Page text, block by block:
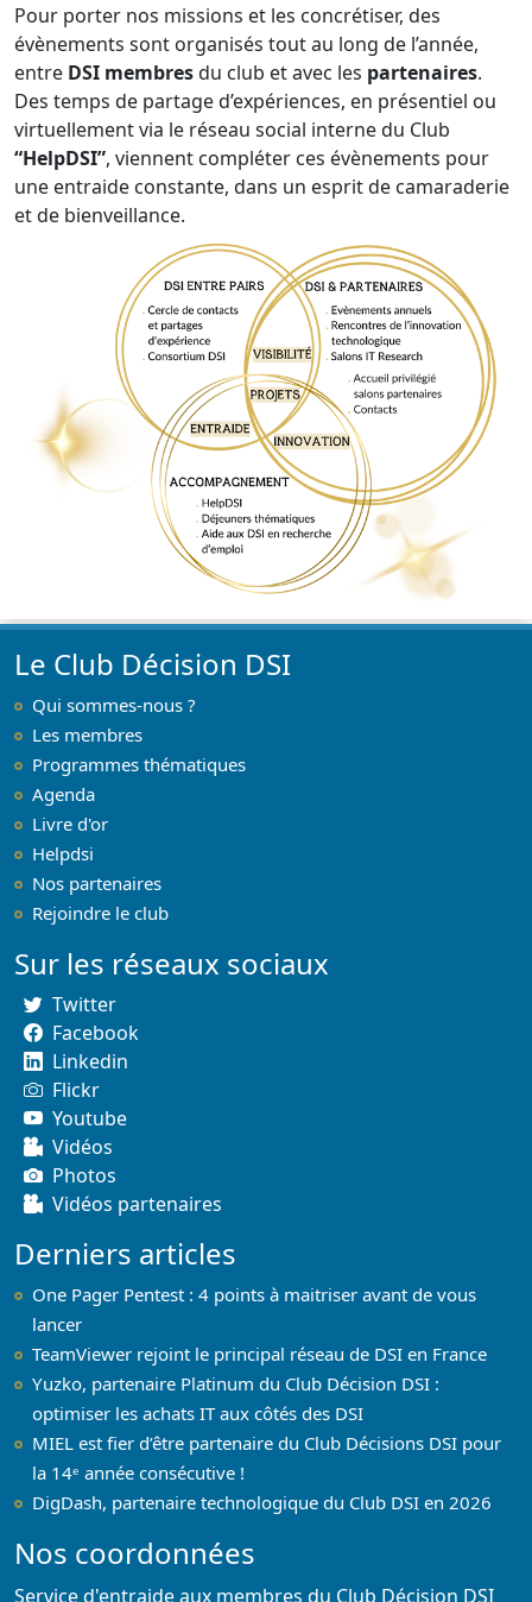
Pour porter nos missions et les concrétiser, des
évènements sont organisés tout au long de l’année,
entre DSI membresdu club et avec les partenaires.
Des temps de partage d’expériences, en présentiel ou
virtuellement via le réseau social interne du Club
“HelpDSI”, viennent compléter ces évènements pour
une entraide constante, dans un esprit de camaraderie
et de bienveillance.
Le Club Décision DSI
Qui sommes-nous ?
Les membres
Programmes thématiques
Agenda
Livre d'or
Helpdsi
Nos partenaires
Rejoindre le club
Sur les réseaux sociaux
Twitter
Facebook
Linkedin
Flickr
Youtube
Vidéos
Photos
Vidéos partenaires
Derniers articles
One Pager Pentest : 4 points à maitriser avant de vous
lancer
TeamViewer rejoint le principal réseau de DSI en France
Yuzko, partenaire Platinum du Club Décision DSI :
optimiser les achats IT aux côtés des DSI
MIEL est fier d’être partenaire du Club Décisions DSI pour
la 14ᵉ année consécutive !
DigDash, partenaire technologique du Club DSI en 2026
Nos coordonnées
Service d'entraide aux membres du Club Décision DSI